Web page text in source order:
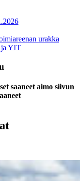
urakka
ja YIT
saaneet aimo siivun